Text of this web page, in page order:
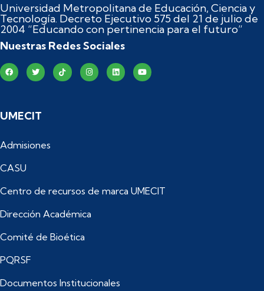
Universidad Metropolitana de Educación, Ciencia y
Tecnología. Decreto Ejecutivo 575 del 21 de julio de
2004 “Educando con pertinencia para el futuro”
Nuestras Redes Sociales
UMECIT
Admisiones
CASU
Centro de recursos de marca UMECIT
Dirección Académica
Comité de Bioética
PQRSF
Documentos Institucionales